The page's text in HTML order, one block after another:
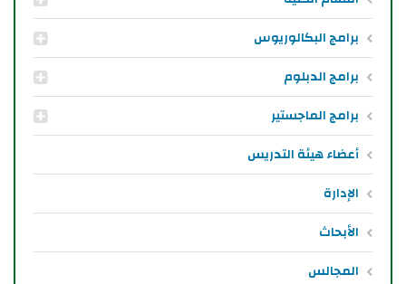
برامج البكالوريوس
برامج الدبلوم
برامج الماجستير
أعضاء هيئة التدريس
الإدارة
الأبحاث
المجالس